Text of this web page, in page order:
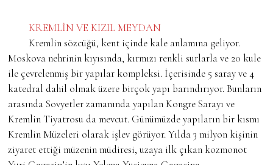
KREMLİN VE KIZIL MEYDAN
Kremlin sözcüğü, kent içinde kale anlamına geliyor.
Moskova nehrinin kıyısında, kırmızı renkli surlarla ve 20 kule
ile çevrelenmiş bir yapılar kompleksi. İçerisinde 5 saray ve 4
katedral dahil olmak üzere birçok yapı barındırıyor. Bunların
arasında Sovyetler zamanında yapılan Kongre Sarayı ve
Kremlin Tiyatrosu da mevcut. Günümüzde yapıların bir kısmı
Kremlin Müzeleri olarak işlev görüyor. Yılda 3 milyon kişinin
ziyaret ettiği müzenin müdiresi, uzaya ilk çıkan kozmonot